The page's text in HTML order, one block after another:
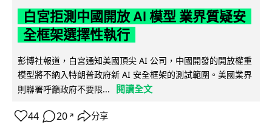
白宮拒測中國開放 AI 模型 業界質疑安
全框架選擇性執行
彭博社報道，白宮通知美國頂尖 AI 公司，中國開發的開放權重
模型將不納入特朗普政府新 AI 安全框架的測試範圍。美國業界
則聯署呼籲政府不要限...
閱讀全文
44 20 ↗ 分享